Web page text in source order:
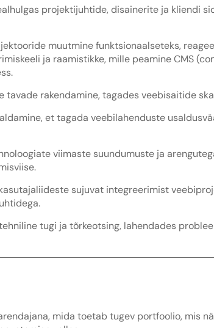
projektijuhtide, disainerite ja kliendi
muutmine funktsionaalseteks,
ja raamistikke, mille peamine CMS
tavade rakendamine, tagades veebisaitide
et tagada veebilahenduste
viimaste suundumuste ja
sujuvat integreerimist
tugi ja tõrkeotsing, lahendades
mida toetab tugev portfoolio, mis